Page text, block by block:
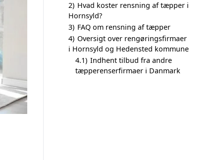
2) Hvad koster rensning af tæpper i
Hornsyld?
3) FAQ om rensning af tæpper
4) Oversigt over rengøringsfirmaer
i Hornsyld og Hedensted kommune
4.1) Indhent tilbud fra andre
tæpperenserfirmaer i Danmark